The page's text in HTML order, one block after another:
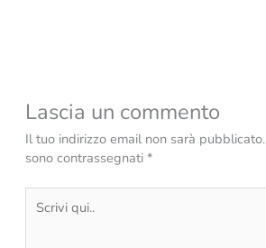
Lascia un commento
Il tuo indirizzo email non sarà pubblicato.
sono contrassegnati *
qui..